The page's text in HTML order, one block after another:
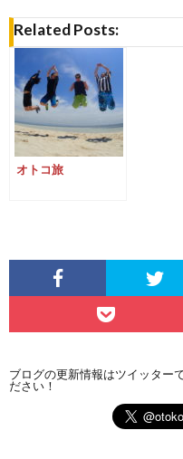
Related Posts:
オトコ旅
ブログの更新情報はツイッター
ださい！